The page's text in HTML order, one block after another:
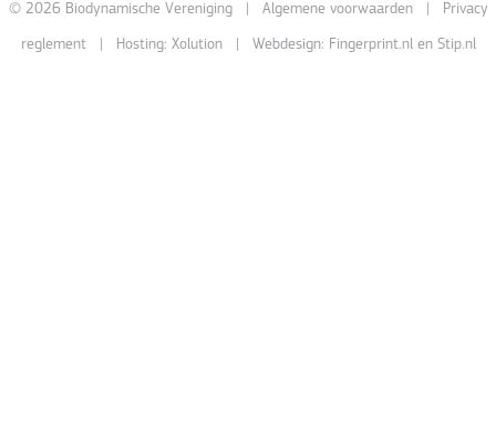
© 2026 Biodynamische Vereniging | Algemene voorwaarden| Privacy
reglement| Hosting: Xolution| Webdesign: Fingerprint.nlen Stip.nl